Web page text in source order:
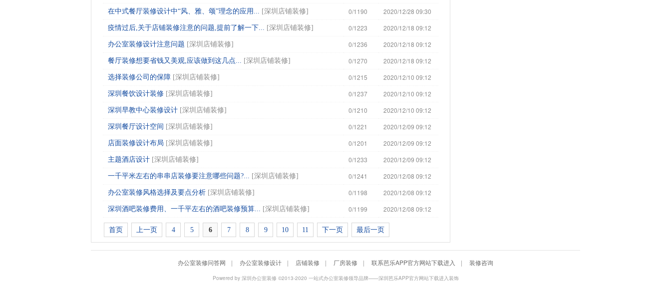
在中式餐厅装修设计中“风、雅、颂”理念的应用... [深圳店铺装修] 0/1190 2020/12/28 09:30
疫情过后,关于店铺装修注意的问题,提前了解一下... [深圳店铺装修] 0/1223 2020/12/18 09:12
办公室装修设计注意问题 [深圳店铺装修] 0/1236 2020/12/18 09:12
餐厅装修想要省钱又美观,应该做到这几点... [深圳店铺装修] 0/1270 2020/12/18 09:12
选择装修公司的保障 [深圳店铺装修] 0/1215 2020/12/10 09:12
深圳餐饮设计装修 [深圳店铺装修] 0/1237 2020/12/10 09:12
深圳早教中心装修设计 [深圳店铺装修] 0/1210 2020/12/10 09:12
深圳餐厅设计空间 [深圳店铺装修] 0/1221 2020/12/09 09:12
店面装修设计布局 [深圳店铺装修] 0/1201 2020/12/09 09:12
主题酒店设计 [深圳店铺装修] 0/1233 2020/12/09 09:12
一千平米左右的串串店装修要注意哪些问题?... [深圳店铺装修] 0/1241 2020/12/08 09:12
办公室装修风格选择及要点分析 [深圳店铺装修] 0/1198 2020/12/08 09:12
深圳酒吧装修费用、一千平左右的酒吧装修预算... [深圳店铺装修] 0/1199 2020/12/08 09:12
首页 上一页 4 5 6 7 8 9 10 11 下一页 最后一页
办公室装修问答网 | 办公室装修设计 | 店铺装修 | 厂房装修 | 联系芭乐APP官方网站下载进入 | 装修咨询
Powered by 深圳办公室装修©2013-2020 一站式办公室装修领导品牌——深圳芭乐APP官方网站下载进入装饰